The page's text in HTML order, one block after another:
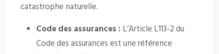
catastrophe naturelle.
Code des assurances : L’Article L113-2 du
Code des assurances est une référence